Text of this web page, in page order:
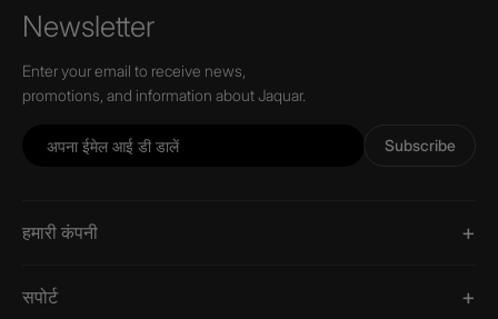
Newsletter
Enter your email to receive news,
promotions, and information about Jaquar.
Subscribe
हमारी कंपनी
सपोर्ट